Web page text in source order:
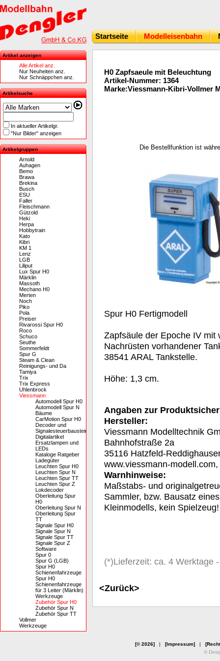
Startseite Modelleisenbahn
Artikel anzeigen
Alle Artikel anz.
Nur Neuheiten anz.
Nur Schnäppchen anz.
Artikelsuche
In aktueller Artikelgr.
"Nur Bilder" anzeigen
Artikelgruppen
Arnold
Auhagen
Bemo
Brawa
Brekina
Busch
ESU
Faller
Fleischmann
Gützold
Heki
Herpa
Hobbytrain
Kato
Kibri
KM 1
Lenz
LGB
Liliput
Lux Spur H0
Märklin
Massoth
Mechano H0
Merten
Noch
Piko
Pola
Preiser
Rivarossi Spur H0
Roco
Schuco
Seuthe
Sommerfeldt
Spur G
Steam & Clean
Reinigungs- und Da
Tamiya
Trix
Trix Express
Uhlenbrock
Viessmann
Automodell Spur H0
Automodell Spur N
Bäume
CarMotion Spur H0
Decoder und
Signalesteuerbausteine
Digitalartikel
Ersatzlampen und
LEDs
Kataloge Ratgeber
Ladegüter
Leuchten Spur H0
Leuchten Spur N
Leuchten Spur TT
Leuchten Spur Z
Lokdecoder
Oberleitung Spur
H0
Oberleitung Spur N
Oberleitung Spur
TT
Signale Spur H0
Signale Spur N
Signale Spur TT
Signale Spur Z
Software
Spur 0
Spur G (LGB)
Spur H0
Schienenfahrzeuge
Spur H0
Schienenfahrzeuge
für 3 Leiter (Märklin)
Werkzeuge
Zubehör Spur H0
Zubehör Spur N
Zubehör Spur TT
Vollmer
Werkzeuge
H0 Zapfsaeule mit Beleuchtung
Artikel-Nummer: 1364
Marke:Viessmann-Kibri-Vollmer
Die Bestellfunktion ist
Spur H0 Fertigmodell
Zapfsäule der Epoche IV mit
Nachrüsten vorhandener
38541 ARAL Tankstelle.
Höhe: 1,3 cm.
Angaben zur
Hersteller:
Viessmann Modelltechnik
Bahnhofstraße 2a
35116 Hatzfeld-
www.viessmann-modell.com,
Warnhinweise:
Maßstabs- und
Sammler, bzw. Bausatz
Kleinmodells, kein Spielzeug!
(*)Lieferzeit: ca. 4 Werktage
<Zurück>
[© 2026]| [Impressum]|
©